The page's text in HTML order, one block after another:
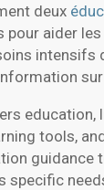
deux
pour aider
intensifs
education,
tools,
guidance
specific